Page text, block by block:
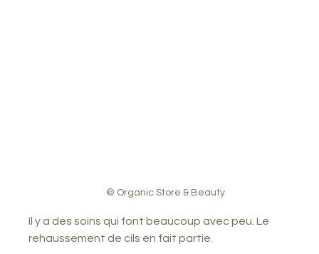
© Organic Store & Beauty
Il y a des soins qui font beaucoup avec peu. Le
rehaussement de cils en fait partie.